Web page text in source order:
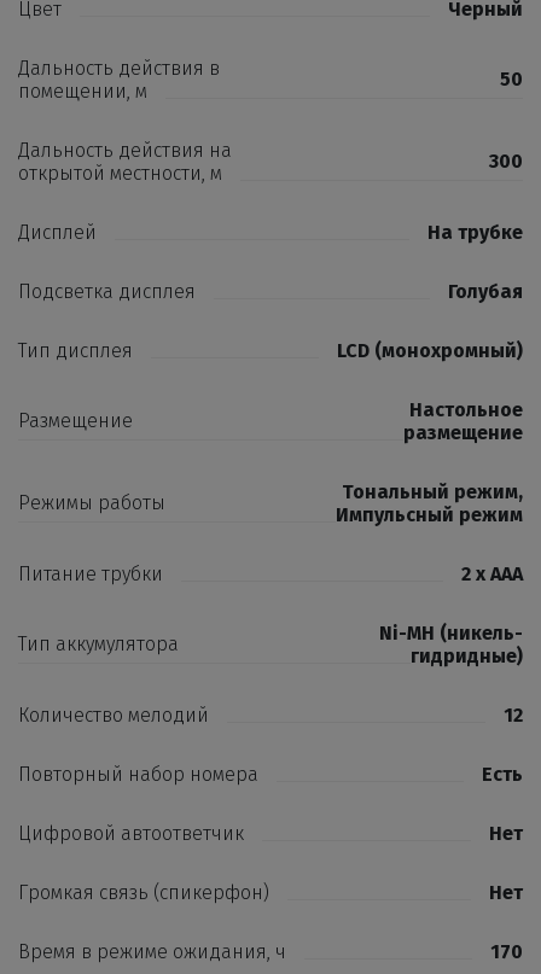
Цвет Черный
Дальность действия в
помещении, м
50
Дальность действия на
открытой местности, м
300
Дисплей На трубке
Подсветка дисплея Голубая
Тип дисплея LCD (монохромный)
Размещение
Настольное
размещение
Режимы работы Тональный режим,
Импульсный режим
Питание трубки 2 х ААА
Тип аккумулятора
Ni-MH (никель-
гидридные)
Количество мелодий 12
Повторный набор номера Есть
Цифровой автоответчик Нет
Громкая связь (спикерфон) Нет
Время в режиме ожидания, ч 170